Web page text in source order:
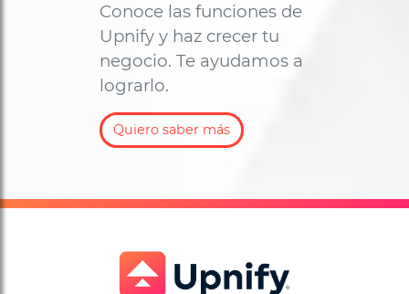
Conoce las funciones de
Upnify y haz crecer tu
negocio. Te ayudamos a
lograrlo.
Quiero saber más